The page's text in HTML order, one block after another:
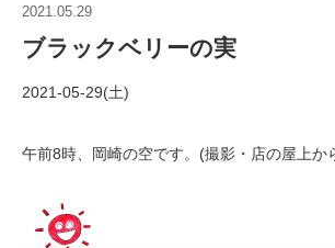
2021.05.29
ブラックベリーの実
2021-05-29(土)
午前8時、岡崎の空です。(撮影・店の屋上か